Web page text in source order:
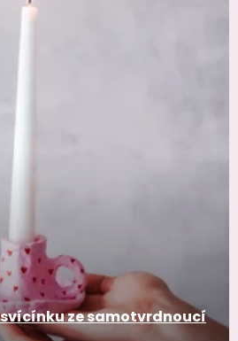
ze samotvrdnoucí